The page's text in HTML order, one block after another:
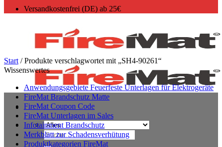
Versandkostenfrei (DE) ab 25€
Suchen
nach:
Start /Produkte verschlagwortet mit „SH4-90261“
Wissenswertes
Anwendungsgebiete Feuerfeste Unterlagen für Elektrogeräte
FireMat Brandschutz Matte
FireMat Coupon Code
FireMat Unterlagen im Sales
Infotainment Brandschutz
Merkblatt zur Schadensverhütung
Produktkategorien FireMat